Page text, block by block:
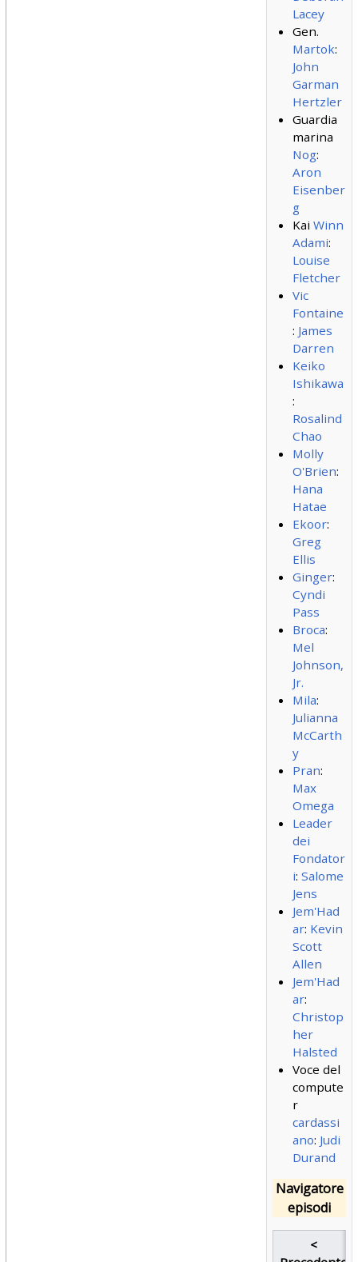
Lacey
Gen.
Martok:
John
Garman
Hertzler
Guardia
marina
Nog:
Aron
Eisenber
g
Kai Winn
Adami:
Louise
Fletcher
Vic
Fontaine
: James
Darren
Keiko
Ishikawa
:
Rosalind
Chao
Molly
O'Brien:
Hana
Hatae
Ekoor:
Greg
Ellis
Ginger:
Cyndi
Pass
Broca:
Mel
Johnson,
Jr.
Mila:
Julianna
McCarth
y
Pran:
Max
Omega
Leader
dei
Fondator
i: Salome
Jens
Jem'Had
ar: Kevin
Scott
Allen
Jem'Had
ar:
Christop
her
Halsted
Voce del
compute
r
cardassi
ano: Judi
Durand
Navigatore
episodi
<